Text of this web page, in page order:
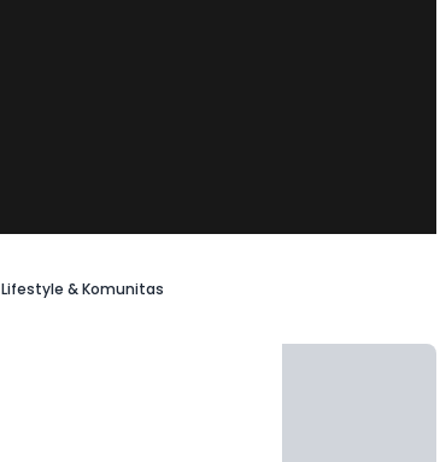
Lifestyle & Komunitas